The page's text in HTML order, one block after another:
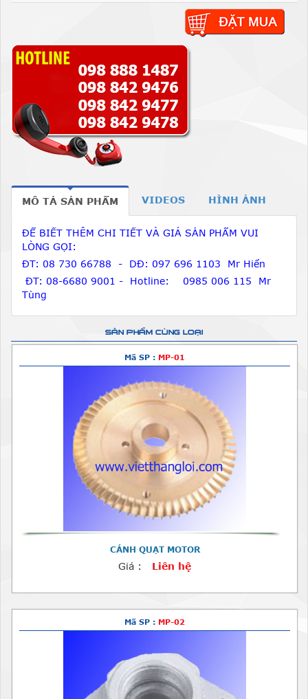
MÔ TẢ SẢN PHẨM VIDEOS HÌNH ẢNH
ĐỂ BIẾT THÊM CHI TIẾT VÀ GIÁ SẢN PHẨM VUI
LÒNG GỌI:
ĐT: 08 730 66788 - DĐ: 097 696 1103 Mr Hiển
ĐT: 08-6680 9001 - Hotline: 0985 006 115 Mr
Tùng
SẢN PHẨM CÙNG LOẠI
Mã SP : MP-01
CÁNH QUẠT MOTOR
Giá : Liên hệ
Mã SP : MP-02